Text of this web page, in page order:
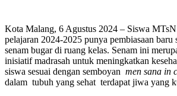
Kota Malang, 6 Agustus 2024 – Siswa
pelajaran 2024-2025 punya pembiasaan baru
senam bugar di ruang kelas. Senam ini
inisiatif madrasah untuk meningkatkan
siswa sesuai dengan semboyan men sana in
dalam tubuh yang sehat terdapat jiwa yang